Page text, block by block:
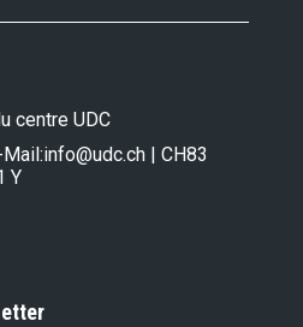
centre UDC
info@udc.ch | CH83
Y